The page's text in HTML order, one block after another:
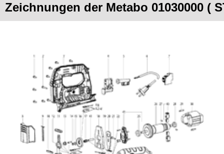
Zeichnungen der Metabo 01030000 (